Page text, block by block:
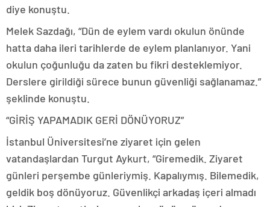
diye konuştu.
Melek Sazdağı, “Dün de eylem vardı okulun önünde
hatta daha ileri tarihlerde de eylem planlanıyor. Yani
okulun çoğunluğu da zaten bu fikri desteklemiyor.
Derslere girildiği sürece bunun güvenliği sağlanamaz.”
şeklinde konuştu.
“GİRİŞ YAPAMADIK GERİ DÖNÜYORUZ”
İstanbul Üniversitesi’ne ziyaret için gelen
vatandaşlardan Turgut Aykurt, “Giremedik. Ziyaret
günleri perşembe günleriymiş. Kapalıymış. Bilemedik,
geldik boş dönüyoruz. Güvenlikçi arkadaş içeri almadı